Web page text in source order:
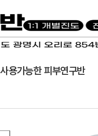
용가능한 피부연구반